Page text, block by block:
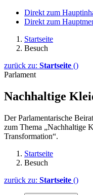
Direkt zum
Direkt zum
Startseite
Besuch
zurück zu: Startseite ()
Parlament
Nachhaltige
Der Parlamentarische
zum Thema „Nachhaltige
Transformation“.
Startseite
Besuch
zurück zu: Startseite ()